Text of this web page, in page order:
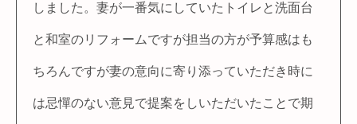
しました。妻が一番気にしていたトイレと洗面台
と和室のリフォームですが担当の方が予算感はも
ちろんですが妻の意向に寄り添っていただき時に
は忌憚のない意見で提案をしいただいたことで期